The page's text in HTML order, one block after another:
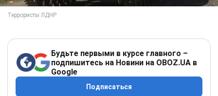
Будьте первыми в курсе главного –
подпишитесь на Новини на OBOZ.UA в
Google
Подписаться